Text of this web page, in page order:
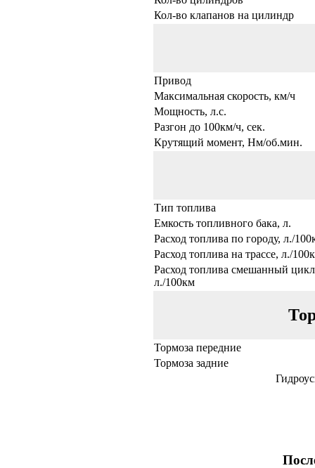
Кол-во клапанов на цилиндр
Привод
Максимальная скорость, км/ч
Мощность, л.с.
Разгон до 100км/ч, сек.
Крутящий момент, Нм/об.мин.
Тип топлива
Емкость топливного бака, л.
Расход топлива по городу, л./
Расход топлива на трассе, л./
Расход топлива смешанный
л./100км
Тормоза передние
Тормоза задние